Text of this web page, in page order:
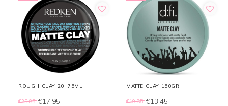
ROUGH CLAY 20, 75ML
€25,85 €17,95
MATTE CLAY 150GR
€19,85 €13,45